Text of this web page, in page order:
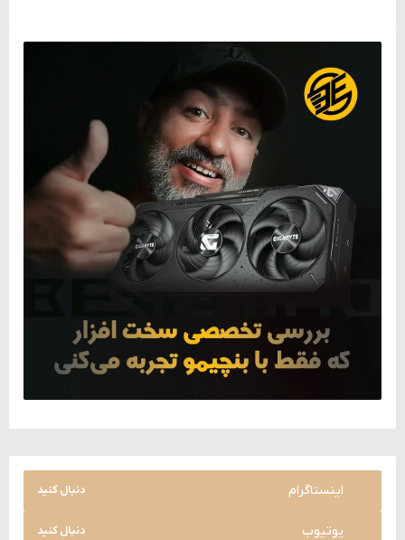
اینستاگرام دنبال کنید
یوتیوب دنبال کنید